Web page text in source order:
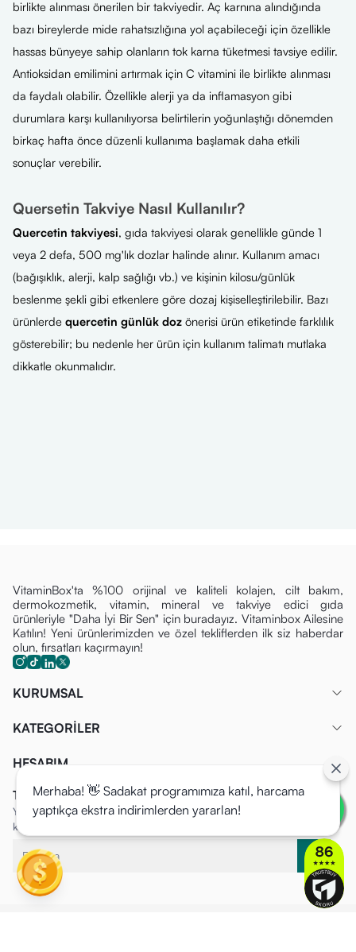
birlikte alınması önerilen bir takviyedir. Aç karnına alındığında
bazı bireylerde mide rahatsızlığına yol açabileceği için özellikle
hassas bünyeye sahip olanların tok karna tüketmesi tavsiye edilir.
Antioksidan emilimini artırmak için C vitamini ile birlikte alınması
da faydalı olabilir. Özellikle alerji ya da inflamasyon gibi
durumlara karşı kullanılıyorsa belirtilerin yoğunlaştığı dönemden
birkaç hafta önce düzenli kullanıma başlamak daha etkili
sonuçlar verebilir.
Quersetin Takviye Nasıl Kullanılır?
Quercetin takviyesi, gıda takviyesi olarak genellikle günde 1
veya 2 defa, 500 mg'lık dozlar halinde alınır. Kullanım amacı
(bağışıklık, alerji, kalp sağlığı vb.) ve kişinin kilosu/günlük
beslenme şekli gibi etkenlere göre dozaj kişiselleştirilebilir. Bazı
ürünlerde quercetin günlük doz önerisi ürün etiketinde farklılık
gösterebilir; bu nedenle her ürün için kullanım talimatı mutlaka
dikkatle okunmalıdır.
VitaminBox'ta %100 orijinal ve kaliteli kolajen, cilt bakım,
dermokozmetik, vitamin, mineral ve takviye edici gıda
ürünleriyle "Daha İyi Bir Sen" için buradayız. Vitaminbox Ailesine
Katılın! Yeni ürünlerimizden ve özel tekliflerden ilk siz haberdar
olun, fırsatları kaçırmayın!
KURUMSAL
KATEGORİLER
HESABIM
Tüm Fırsatlardan İlk Siz Haberdar Olun!
Yeni ürünlerimizden ve özel tekliflerden ilk siz haberdar olun, fırsatları
kaçırmayın!
Merhaba! 👋 Sadakat programımıza katıl, harcama
yaptıkça ekstra indirimlerden yararlan!